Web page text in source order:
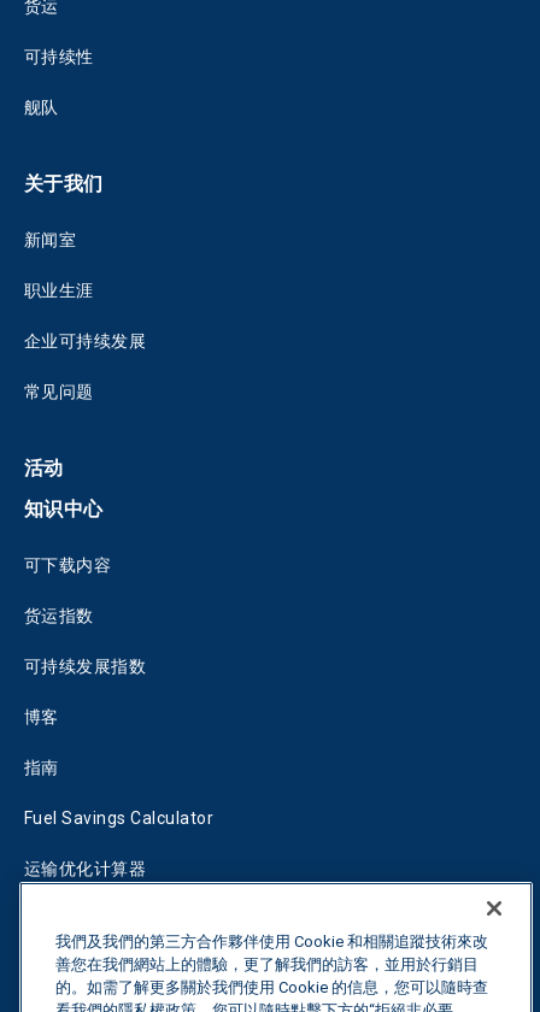
货运
可持续性
舰队
关于我们
新闻室
职业生涯
企业可持续发展
常见问题
活动
知识中心
可下载内容
货运指数
可持续发展指数
博客
指南
Fuel Savings Calculator
运输优化计算器
联系我们
我們及我們的第三方合作夥伴使用 Cookie 和相關追蹤技術來改
善您在我們網站上的體驗，更了解我們的訪客，並用於行銷目
的。如需了解更多關於我們使用 Cookie 的信息，您可以隨時查